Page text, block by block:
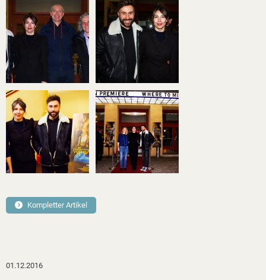
Kompletter Artikel
01.12.2016